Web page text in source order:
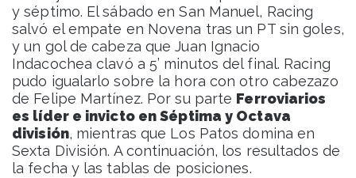
y séptimo. El sábado en San Manuel, Racing
salvó el empate en Novena tras un PT sin goles,
y un gol de cabeza que Juan Ignacio
Indacochea clavó a 5’ minutos del final. Racing
pudo igualarlo sobre la hora con otro cabezazo
de Felipe Martínez. Por su parte Ferroviarios
es líder e invicto en Séptima y Octava
división, mientras que Los Patos domina en
Sexta División. A continuación, los resultados de
la fecha y las tablas de posiciones.